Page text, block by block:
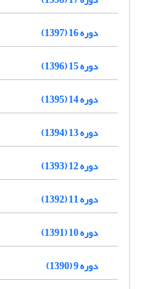
دوره 16 (1397)
دوره 15 (1396)
دوره 14 (1395)
دوره 13 (1394)
دوره 12 (1393)
دوره 11 (1392)
دوره 10 (1391)
دوره 9 (1390)